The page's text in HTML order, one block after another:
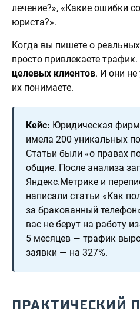
лечение?», «Какие ошибки
юриста?».
Когда вы пишете о
просто привлекаете
целевых клиентов. И они
их понимаете.
Кейс: Юридическая
имела 200 уникальных
Статьи были «о правах
общие. После анализа
Яндекс.Метрике и
написали статьи «Как
за бракованный
вас не берут на работу
5 месяцев — трафик
заявки — на 327%.
ПРАКТИЧЕСКИЙ